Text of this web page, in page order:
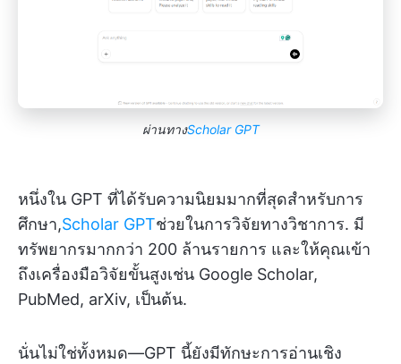
ผ่านทางScholar GPT
หนึ่งใน GPT ที่ได้รับความนิยมมากที่สุดสำหรับการ
ศึกษา,Scholar GPTช่วยในการวิจัยทางวิชาการ. มี
ทรัพยากรมากกว่า 200 ล้านรายการ และให้คุณเข้า
ถึงเครื่องมือวิจัยขั้นสูงเช่น Google Scholar,
PubMed, arXiv, เป็นต้น.
นั่นไม่ใช่ทั้งหมด—GPT นี้ยังมีทักษะการอ่านเชิง